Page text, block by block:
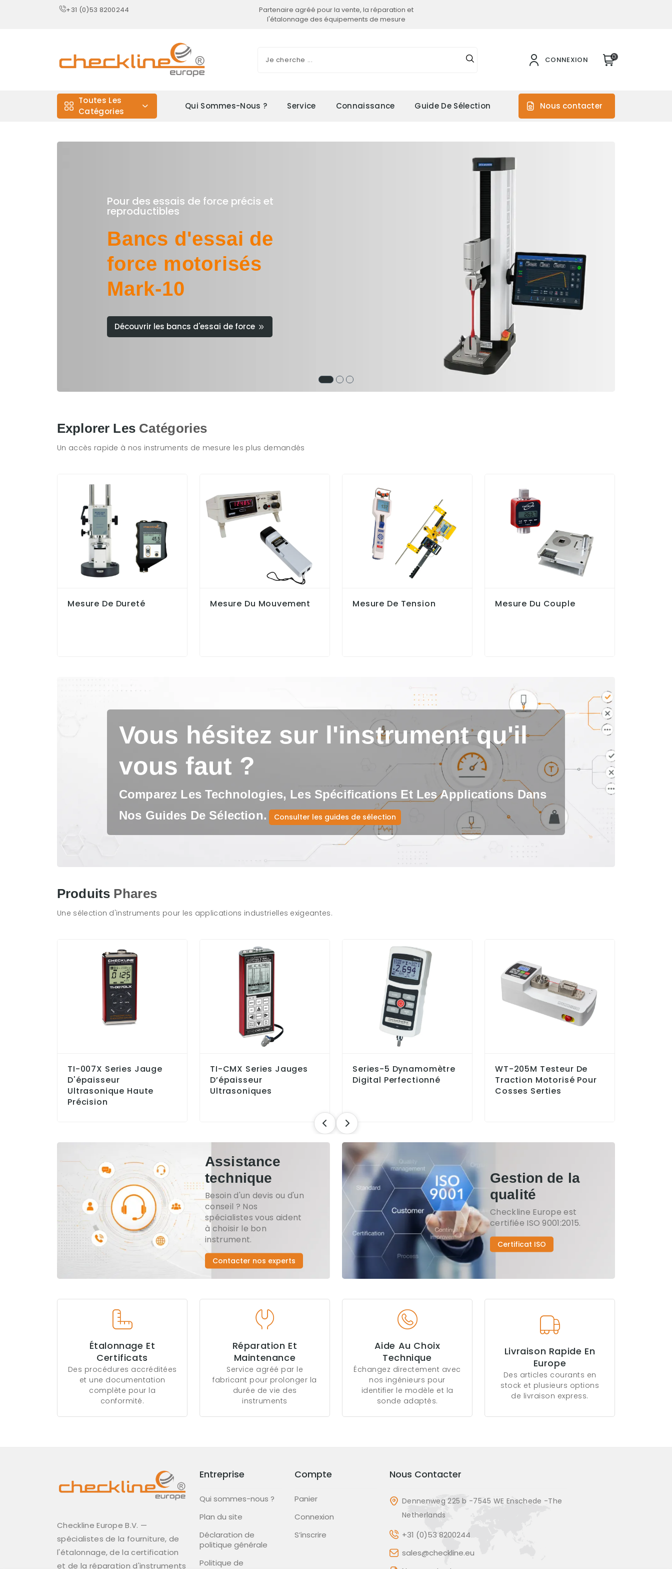
+31 (0)53 8200244
Partenaire agréé pour la vente, la réparation et
l'étalonnage des équipements de mesure
CONNEXION 0
Toutes Les
Catégories
Qui Sommes-Nous ? Service Connaissance Guide De Sélection Nous contacter
Pour des essais de force précis et
reproductibles
Bancs d'essai de
force motorisés
Mark-10
Découvrir les bancs d'essai de force
Explorer Les Catégories
Un accès rapide à nos instruments de mesure les plus demandés
Mesure De Dureté Mesure Du Mouvement Mesure De Tension Mesure Du Couple
Vous hésitez sur l'instrument qu'il
vous faut ?
Comparez Les Technologies, Les Spécifications Et Les Applications Dans
Nos Guides De Sélection.
Consulter les guides de sélection
Produits Phares
Une sélection d'instruments pour les applications industrielles exigeantes.
TI-007X Series Jauge
D'épaisseur
Ultrasonique Haute
Précision
TI-CMX Series Jauges
D’épaisseur
Ultrasoniques
Series-5 Dynamomètre
Digital Perfectionné
WT-205M Testeur De
Traction Motorisé Pour
Cosses Serties
Assistance
technique
Besoin d'un devis ou d'un
conseil ? Nos
spécialistes vous aident
à choisir le bon
instrument.
Contacter nos experts
Gestion de la
qualité
Checkline Europe est
certifiée ISO 9001:2015.
Certificat ISO
Étalonnage Et
Certificats
Des procédures accréditées
et une documentation
complète pour la
conformité.
Réparation Et
Maintenance
Service agréé par le
fabricant pour prolonger la
durée de vie des
instruments
Aide Au Choix
Technique
Échangez directement avec
nos ingénieurs pour
identifier le modèle et la
sonde adaptés.
Livraison Rapide En
Europe
Des articles courants en
stock et plusieurs options
de livraison express.
Checkline Europe B.V. —
spécialistes de la fourniture, de
l'étalonnage, de la certification
et de la réparation d'instruments
Entreprise
Qui sommes-nous ?
Plan du site
Déclaration de
politique générale
Politique de
Compte
Panier
Connexion
S’inscrire
Nous Contacter
Dennenweg 225 b -7545 WE Enschede -The
Netherlands
+31 (0)53 8200244
sales@checkline.eu